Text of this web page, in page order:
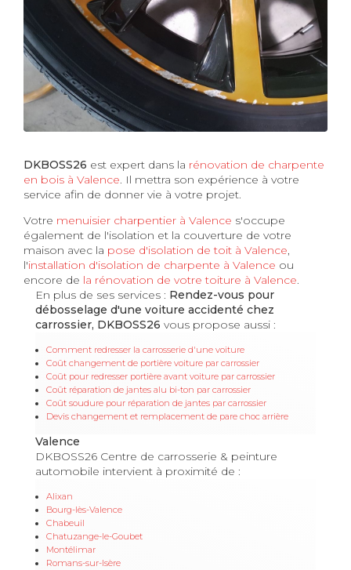
DKBOSS26 est expert dans la rénovation de charpente
en bois à Valence. Il mettra son expérience à votre
service afin de donner vie à votre projet.
Votre menuisier charpentier à Valence s'occupe
également de l'isolation et la couverture de votre
maison avec la pose d'isolation de toit à Valence,
l'installation d'isolation de charpente à Valence ou
encore de la rénovation de votre toiture à Valence.
En plus de ses services : Rendez-vous pour
débosselage d'une voiture accidenté chez
carrossier, DKBOSS26 vous propose aussi :
Comment redresser la carrosserie d'une voiture
Coût changement de portière voiture par carrossier
Coût pour redresser portière avant voiture par carrossier
Coût réparation de jantes alu bi-ton par carrossier
Coût soudure pour réparation de jantes par carrossier
Devis changement et remplacement de pare choc arrière
Valence
DKBOSS26 Centre de carrosserie & peinture
automobile intervient à proximité de :
Alixan
Bourg-lès-Valence
Chabeuil
Chatuzange-le-Goubet
Montélimar
Romans-sur-Isère